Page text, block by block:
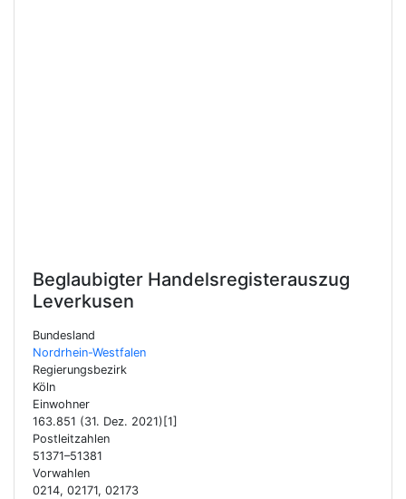
Beglaubigter Handelsregisterauszug
Leverkusen
Bundesland
Nordrhein-Westfalen
Regierungsbezirk
Köln
Einwohner
163.851 (31. Dez. 2021)[1]
Postleitzahlen
51371–51381
Vorwahlen
0214, 02171, 02173